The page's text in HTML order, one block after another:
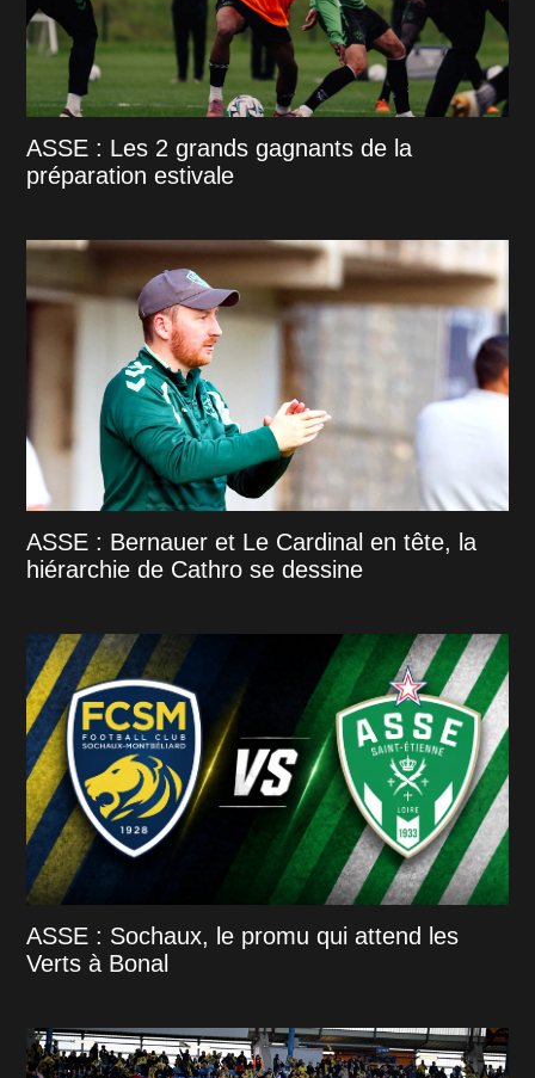
ASSE : Les 2 grands gagnants de la
préparation estivale
ASSE : Bernauer et Le Cardinal en tête, la
hiérarchie de Cathro se dessine
ASSE : Sochaux, le promu qui attend les
Verts à Bonal